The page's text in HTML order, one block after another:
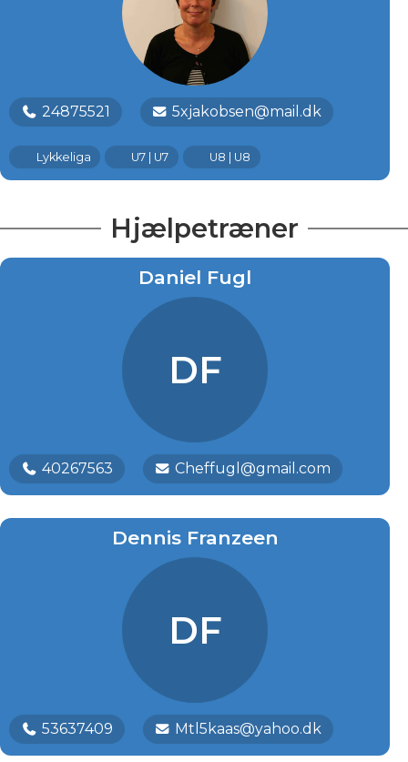
24875521 5xjakobsen@mail.dk
Lykkeliga U7 | U7 U8 | U8
Hjælpetræner
Daniel Fugl
DF
40267563 Cheffugl@gmail.com
Dennis Franzeen
DF
53637409 Mtl5kaas@yahoo.dk